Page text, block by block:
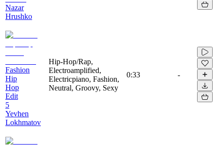
Nazar
Hrushko
Fashion
Hip
Hop
Edit
5
Yevhen
Lokhmatov
Hip-Hop/Rap,
Electroamplified,
Electricpiano, Fashion,
Neutral, Groovy, Sexy
0:33 -